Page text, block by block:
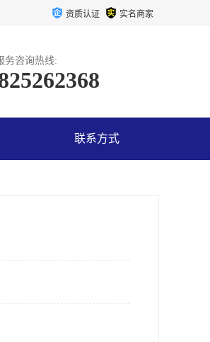
资质认证 实名商家
务咨询热线:
联系方式